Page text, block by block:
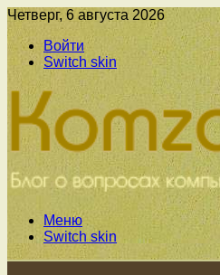
Четверг, 6 августа 2026
Войти
Switch skin
Меню
Switch skin